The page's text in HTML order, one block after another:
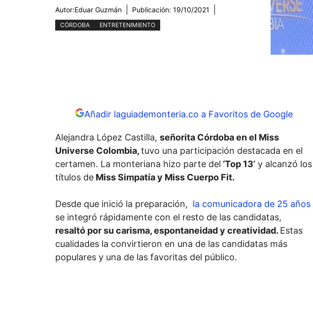
Autor:Eduar Guzmán Publicación: 19/10/2021
CÓRDOBA ENTRETENIMIENTO
Añadir laguiademonteria.co a Favoritos de Google
Alejandra López Castilla, señorita Córdoba en el Miss
Universe Colombia,tuvo una participación destacada en el
certamen. La monteriana hizo parte del ‘Top 13’ y alcanzó los
títulos de Miss Simpatía y Miss Cuerpo Fit.
Desde que inició la preparación, la comunicadora de 25 años
se integró rápidamente con el resto de las candidatas,
resaltó por su carisma, espontaneidad y creatividad. Estas
cualidades la convirtieron en una de las candidatas más
populares y una de las favoritas del público.